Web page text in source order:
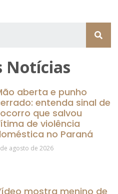
Notícias
aberta e punho
entenda sinal de
que salvou
de violência
no Paraná
agosto de 2026
mostra menino de